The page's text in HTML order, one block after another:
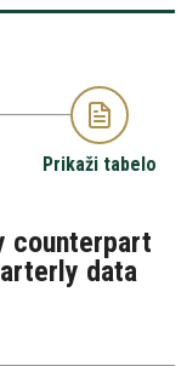
Prikaži tabelo
counterpart
data